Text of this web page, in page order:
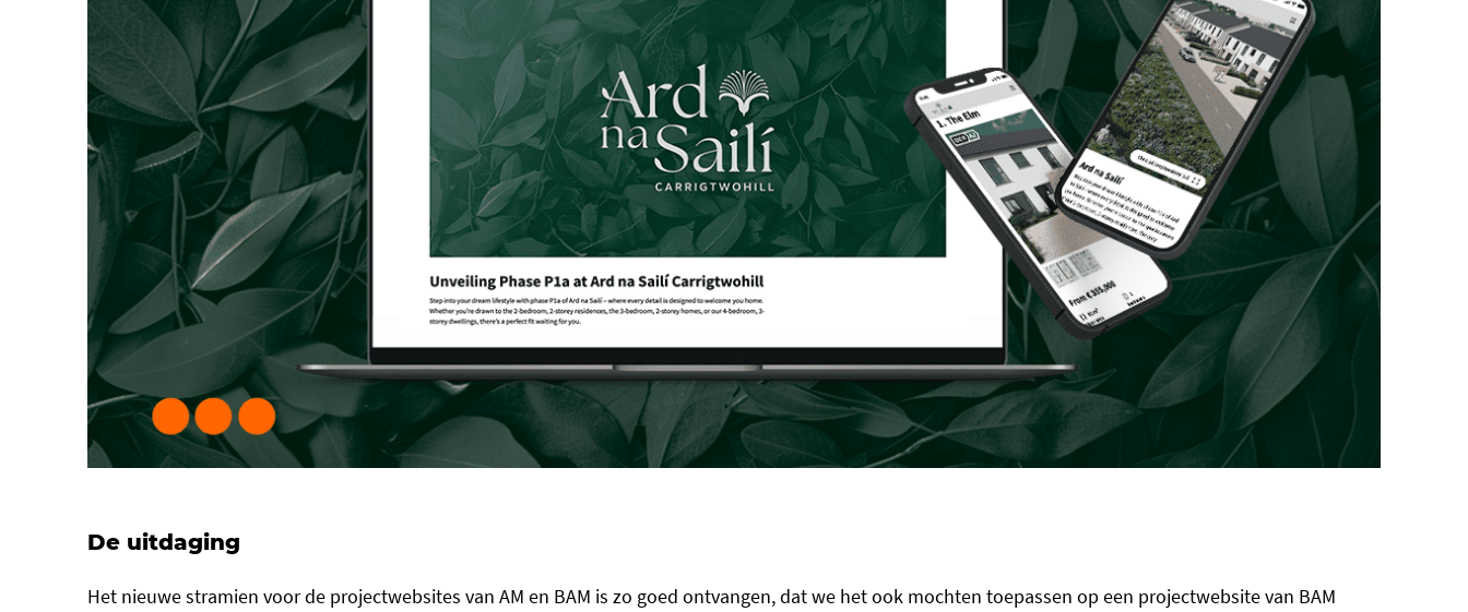
De uitdaging
Het nieuwe stramien voor de projectwebsites van AM en BAM is zo goed ontvangen, dat we het ook mochten toepassen op een projectwebsite van BAM